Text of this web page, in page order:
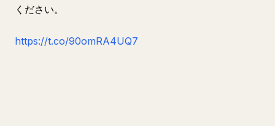
ください。
https://t.co/90omRA4UQ7